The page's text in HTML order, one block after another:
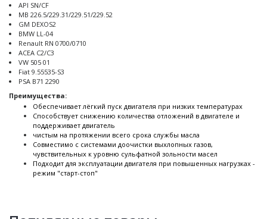
API SN/CF
MB 226.5/229.31/229.51/229.52
GM DEXOS2
BMW LL-04
Renault RN 0700/0710
ACEA C2/C3
VW 505 01
Fiat 9.55535-S3
PSA B71 2290
Преимущества:
Обеспечивает лёгкий пуск двигателя при низких температурах
Способствует снижению количества отложений в двигателе и
поддерживает двигатель
чистым на протяжении всего срока службы масла
Совместимо с системами доочистки выхлопных газов,
чувствительных к уровню сульфатной зольности масел
Подходит для эксплуатации двигателя при повышенных нагрузках -
режим "старт-стоп"